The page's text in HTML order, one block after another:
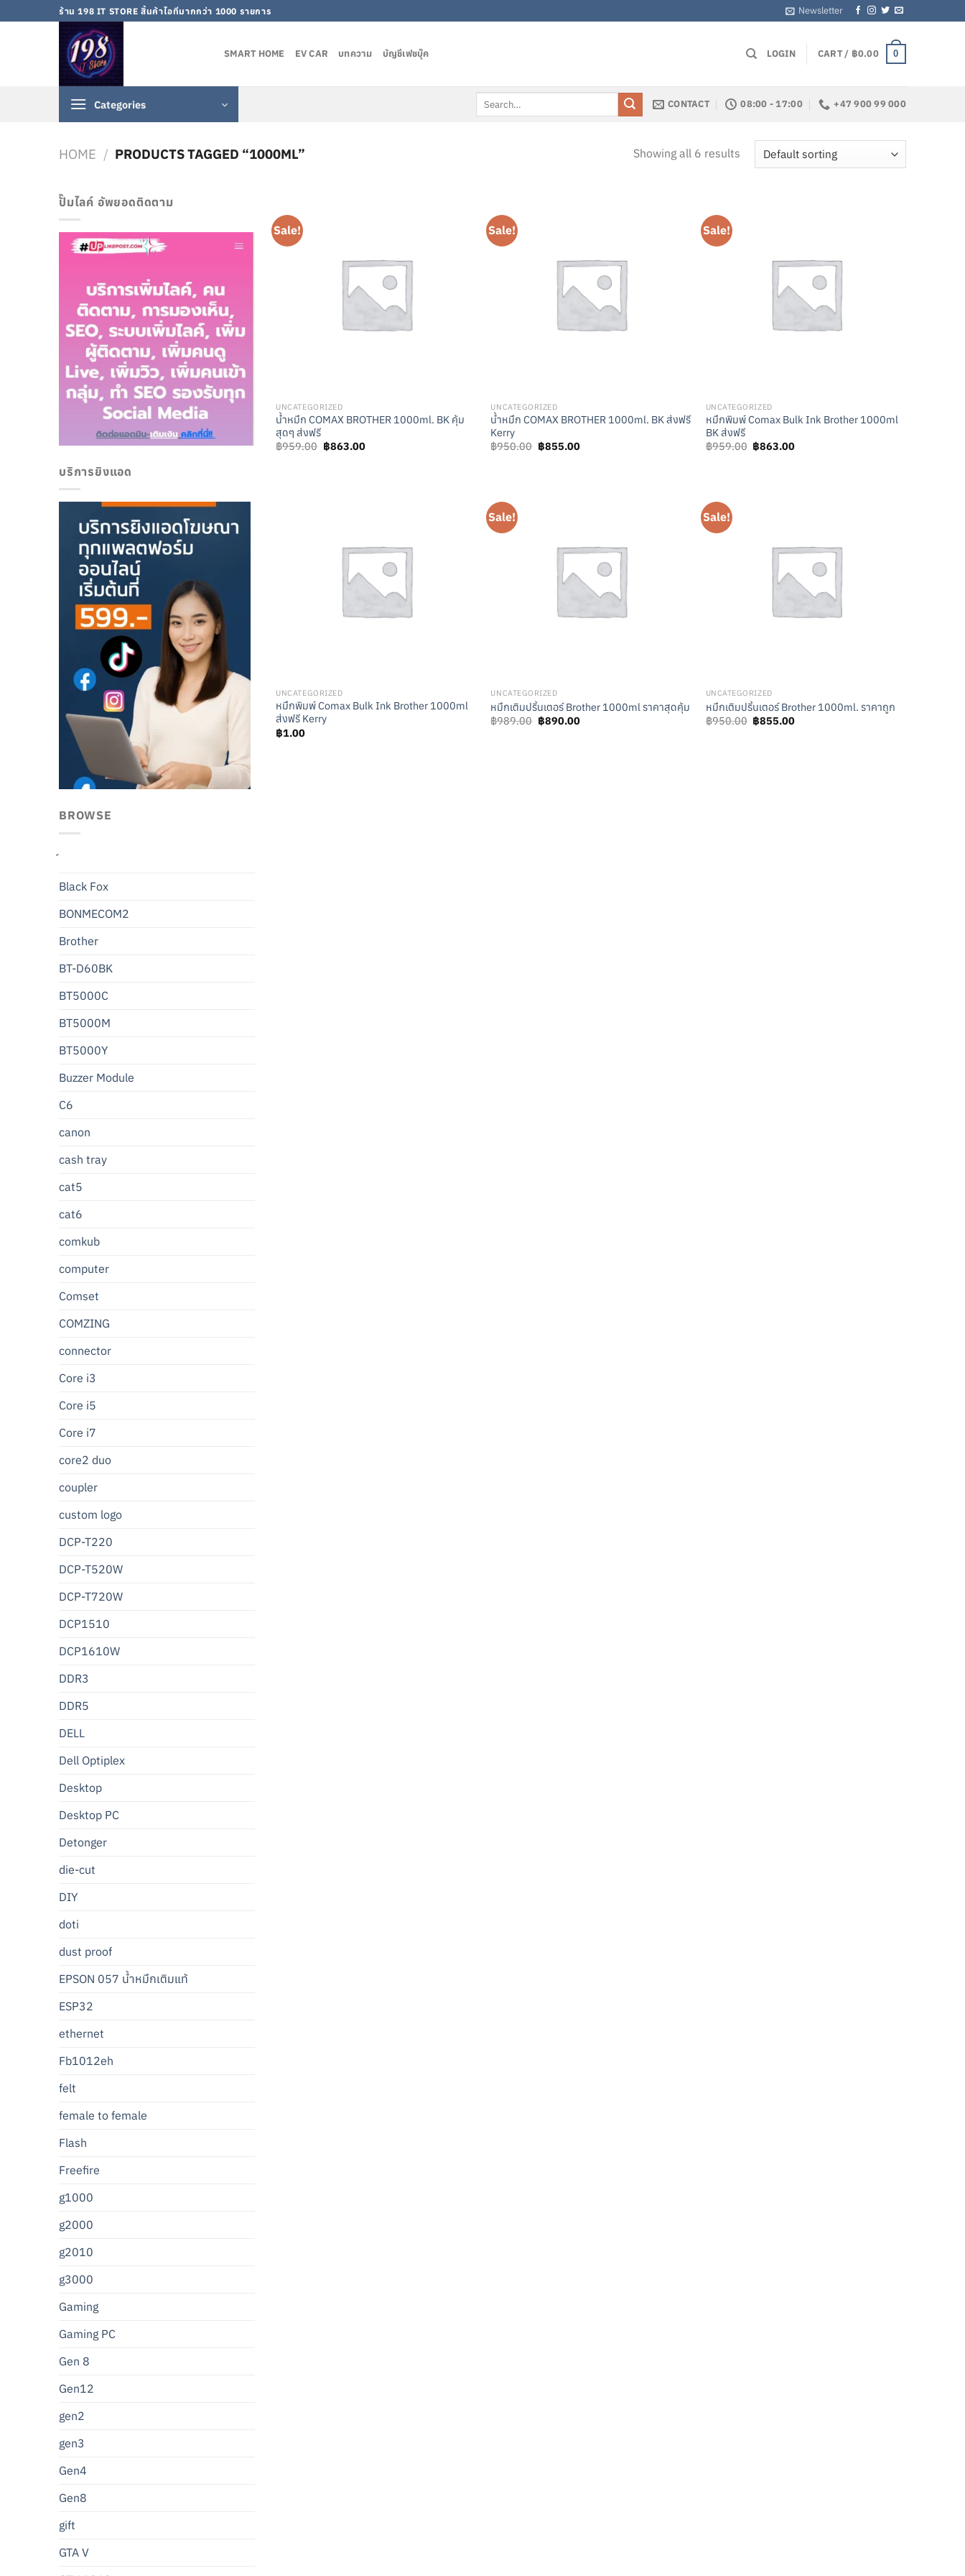
to
ร้าน 198 IT STORE สิ้นค้าไอทีมากกว่า 1000 รายการ Newsletter
SMART HOME EV CAR บทความ บัญชีเฟชบุ๊ค LOGIN CART / ฿0.00 0
Categories
Search
for:
CONTACT 08:00 - 17:00 +47 900 99 000
HOME / PRODUCTS TAGGED “1000ML” Showing all 6 results
ปั๊มไลค์ อัพยอดติดตาม
บริการยิงแอด
BROWSE
Black Fox
BONMECOM2
Brother
BT-D60BK
BT5000C
BT5000M
BT5000Y
Buzzer Module
C6
canon
cash tray
cat5
cat6
comkub
computer
Comset
COMZING
connector
Core i3
Core i5
Core i7
core2 duo
coupler
custom logo
DCP-T220
DCP-T520W
DCP-T720W
DCP1510
DCP1610W
DDR3
DDR5
DELL
Dell Optiplex
Desktop
Desktop PC
Detonger
die-cut
DIY
doti
dust proof
EPSON 057 น้ำหมึกเติมแท้
ESP32
ethernet
Fb1012eh
felt
female to female
Flash
Freefire
g1000
g2000
g2010
g3000
Gaming
Gaming PC
Gen 8
Gen12
gen2
gen3
Gen4
Gen8
gift
GTA V
Sale!
UNCATEGORIZED
น้ำหมึก COMAX BROTHER 1000ml. BK คุ้ม
สุดๆ ส่งฟรี
฿959.00 Original
price
฿863.00Current
Sale!
UNCATEGORIZED
น้ำหมึก COMAX BROTHER 1000ml. BK ส่งฟรี
Kerry
฿950.00 Original
price
฿855.00Current
Sale!
UNCATEGORIZED
หมึกพิมพ์ Comax Bulk Ink Brother 1000ml
BK ส่งฟรี
฿959.00 Original
price
฿863.00Current
UNCATEGORIZED
หมึกพิมพ์ Comax Bulk Ink Brother 1000ml
ส่งฟรี Kerry
฿1.00
Sale!
UNCATEGORIZED
หมึกเติมปริ้นเตอร์ Brother 1000ml ราคาสุดคุ้ม
฿989.00 Original
price
฿890.00Current
Sale!
UNCATEGORIZED
หมึกเติมปริ้นเตอร์ Brother 1000ml. ราคาถูก
฿950.00 Original
price
฿855.00Current